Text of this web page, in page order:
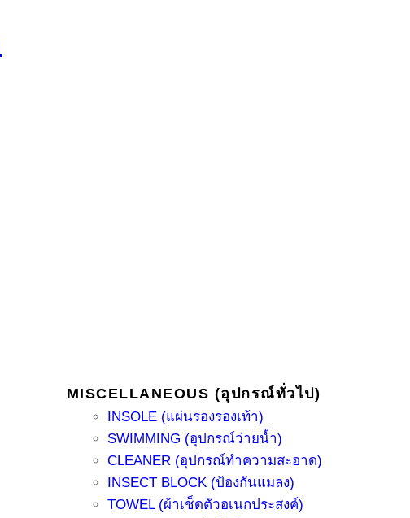
MISCELLANEOUS (อุปกรณ์ทั่วไป)
INSOLE (แผ่นรองรองเท้า)
SWIMMING (อุปกรณ์ว่ายน้ำ)
CLEANER (อุปกรณ์ทำความสะอาด)
INSECT BLOCK (ป้องกันแมลง)
TOWEL (ผ้าเช็ดตัวอเนกประสงค์)